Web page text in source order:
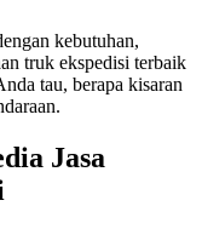
kebutuhan,
truk ekspedisi terbaik
tau, berapa kisaran
Jasa